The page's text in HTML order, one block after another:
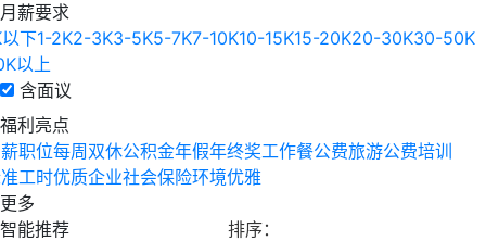
月薪要求
以下1-2K2-3K3-5K5-7K7-10K10-15K15-20K20-30K30-50K
以上
含面议
福利亮点
职位每周双休公积金年假年终奖工作餐公费旅游公费培训
工时优质企业社会保险环境优雅
更多
智能推荐
排序：